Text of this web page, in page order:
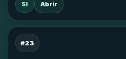
SI Abrir
#23